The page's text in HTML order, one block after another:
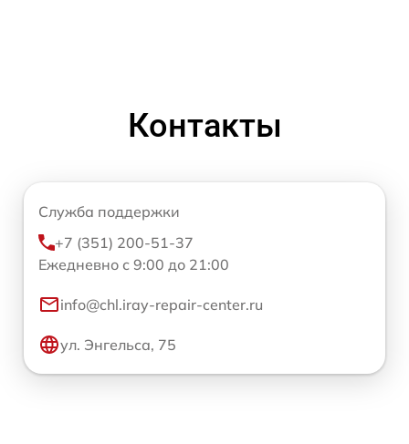
Контакты
Служба поддержки
+7 (351) 200-51-37
Ежедневно с 9:00 до 21:00
info@chl.iray-repair-center.ru
ул. Энгельса, 75